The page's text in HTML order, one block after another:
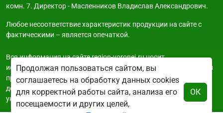
комн. 7. Директор - Масленников Владислав Александрович.
Любое несоответствие характеристик продукции на сайте с
фактическими – является опечаткой.
Вся информация на сайте region-voronej.ru носит
исключительно ознакомительный и справочный характер и ни
при каких условиях не является публичной офертой. Всю
дополнительную информацию можно узнать по телефонам
указанным на сайте.
Продолжая пользоваться сайтом, вы
соглашаетесь на обработку данных cookies
для корректной работы сайта, анализа его
посещаемости и других целей,
ОК